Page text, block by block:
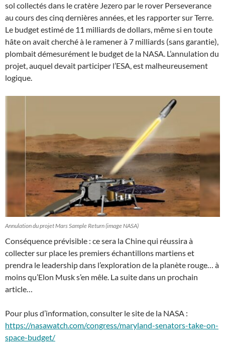
sol collectés dans le cratère Jezero par le rover Perseverance
au cours des cinq dernières années, et les rapporter sur Terre.
Le budget estimé de 11 milliards de dollars, même si en toute
hâte on avait cherché à le ramener à 7 milliards (sans garantie),
plombait démesurément le budget de la NASA. L’annulation du
projet, auquel devait participer l’ESA, est malheureusement
logique.
Annulation du projet Mars Sample Return (image NASA)
Conséquence prévisible : ce sera la Chine qui réussira à
collecter sur place les premiers échantillons martiens et
prendra le leadership dans l’exploration de la planète rouge… à
moins qu’Elon Musk s’en mêle. La suite dans un prochain
article…
Pour plus d’information, consulter le site de la NASA :
https://nasawatch.com/congress/maryland-senators-take-on-
space-budget/